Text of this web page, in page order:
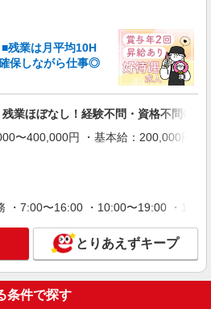
どによる
北区
詳細を見る
の看護師界隈でも大人気！／日勤の
ービス＊
チカで好アクセス★
業は月平均10H
保しながら仕事◎
業ほぼなし！経験不問・資格不問◎
〜400,000円 ・基本給：200,000円
・7:00〜16:00 ・10:00〜19:00 ・
とりあえずキープ
条件で探す